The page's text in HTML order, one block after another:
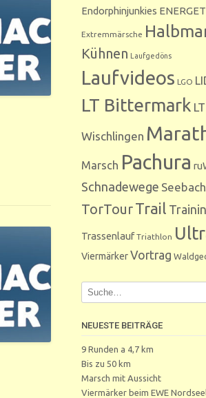
Endorphinjunkies
Extremmärsche
Kühnen Laufgedöns
Laufvideos LGO
LT Bittermark LT
Wischlingen
Marsch Pachura
Schnadewege
TorTourTrail
Trassenlauf Triathlon
ViermärkerVortrag
NEUESTE BEITRÄGE
9 Runden a 4,7 km
Bis zu 50 km
Marsch mit Aussicht
Viermärker beim EWE